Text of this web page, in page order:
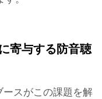
寄与する防音聴
スがこの課題を解